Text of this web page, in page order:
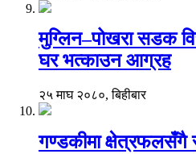
मुग्लिन–पोखरा सडक
घर भत्काउन आग्रह
२५ माघ २०८०, बिहीबार
गण्डकीमा क्षेत्रफलसँगै